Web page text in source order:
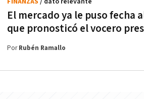
El mercado ya le puso fecha
que pronosticó el vocero
PorRubén Ramallo